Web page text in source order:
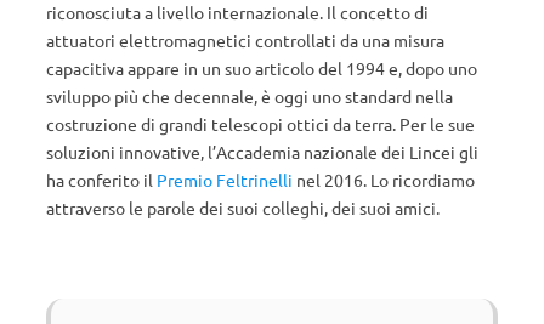
riconosciuta a livello internazionale. Il concetto di
attuatori elettromagnetici controllati da una misura
capacitiva appare in un suo articolo del 1994 e, dopo uno
sviluppo più che decennale, è oggi uno standard nella
costruzione di grandi telescopi ottici da terra. Per le sue
soluzioni innovative, l’Accademia nazionale dei Lincei gli
ha conferito il Premio Feltrinelli nel 2016. Lo ricordiamo
attraverso le parole dei suoi colleghi, dei suoi amici.